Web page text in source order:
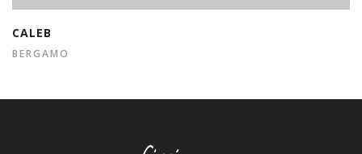
CALEB
BERGAMO